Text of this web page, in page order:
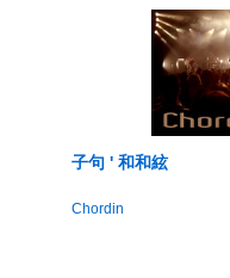
子句 ' 和和絃
Chordin